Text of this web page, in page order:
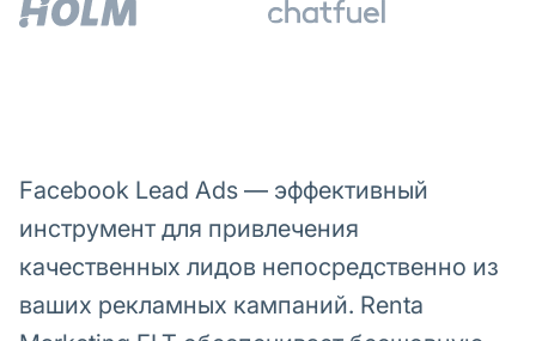
Facebook Lead Ads — эффективный
инструмент для привлечения
качественных лидов непосредственно из
ваших рекламных кампаний. Renta